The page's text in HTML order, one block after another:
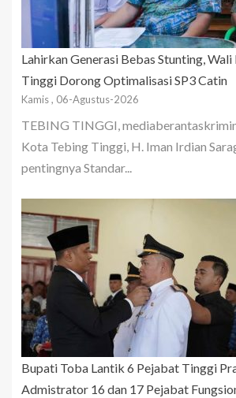
Lahirkan Generasi Bebas Stunting,
Tinggi Dorong Optimalisasi SP3 Catin
Kamis , 06-Agustus-2026
TEBING TINGGI,
Kota Tebing Tinggi, H. Iman Irdian
pentingnya Standar...
Bupati Toba Lantik 6 Pejabat Tinggi
Admistrator 16 dan 17 Pejabat